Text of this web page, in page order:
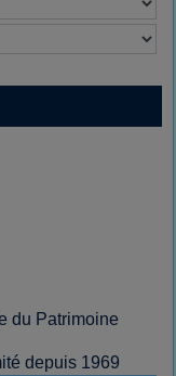
du Patrimoine
depuis 1969